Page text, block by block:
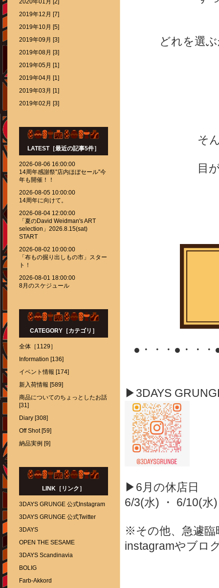
どれを選
そ
目
●・・・●・・
▶3DAYS
▶6月の休店日
6/3(水) ・ 6/10(
※その他、急遽臨
instagramやブロ
2020年01月 [2]
2019年12月 [7]
2019年10月 [5]
2019年09月 [3]
2019年08月 [3]
2019年05月 [1]
2019年04月 [1]
2019年03月 [1]
2019年02月 [3]
LATEST［最近の記事5件］
2026-08-06 16:00:00
14周年感謝祭''店内ほぼセール''今
年も開催！！
2026-08-05 10:00:00
14周年に向けて。
2026-08-04 12:00:00
「夏のDavid Weidman's ART
selection」2026.8.15(sat)
START
2026-08-02 10:00:00
「布もの掘り出しもの市」スター
ト！
2026-08-01 18:00:00
8月のスケジュール
CATEGORY［カテゴリ］
全体［1129］
Information [136]
イベント情報 [174]
新入荷情報 [589]
商品についてのちょっとしたお話
[31]
Diary [308]
Off Shot [59]
納品実例 [9]
LINK［リンク］
3DAYS GRUNGE 公式Instagram
3DAYS GRUNGE 公式Twitter
3DAYS
OPEN THE SESAME
3DAYS Scandinavia
BOLIG
Farb-Akkord